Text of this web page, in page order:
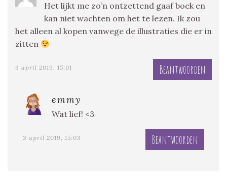
Het lijkt me zo’n ontzettend gaaf boek en
kan niet wachten om het te lezen. Ik zou
het alleen al kopen vanwege de illustraties die er in
zitten
3 april 2019, 15:01 Beantwoorden
emmy
Wat lief! <3
3 april 2019, 15:03 Beantwoorden